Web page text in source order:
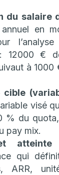
du salaire
en
: 12000 €
à
cible
visé
% du
pay mix.
qui
ARR,